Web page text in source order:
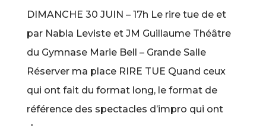
DIMANCHE 30 JUIN – 17h Le rire tue de et
par Nabla Leviste et JM Guillaume Théâtre
du Gymnase Marie Bell – Grande Salle
Réserver ma place RIRE TUE Quand ceux
qui ont fait du format long, le format de
référence des spectacles d’impro qui ont